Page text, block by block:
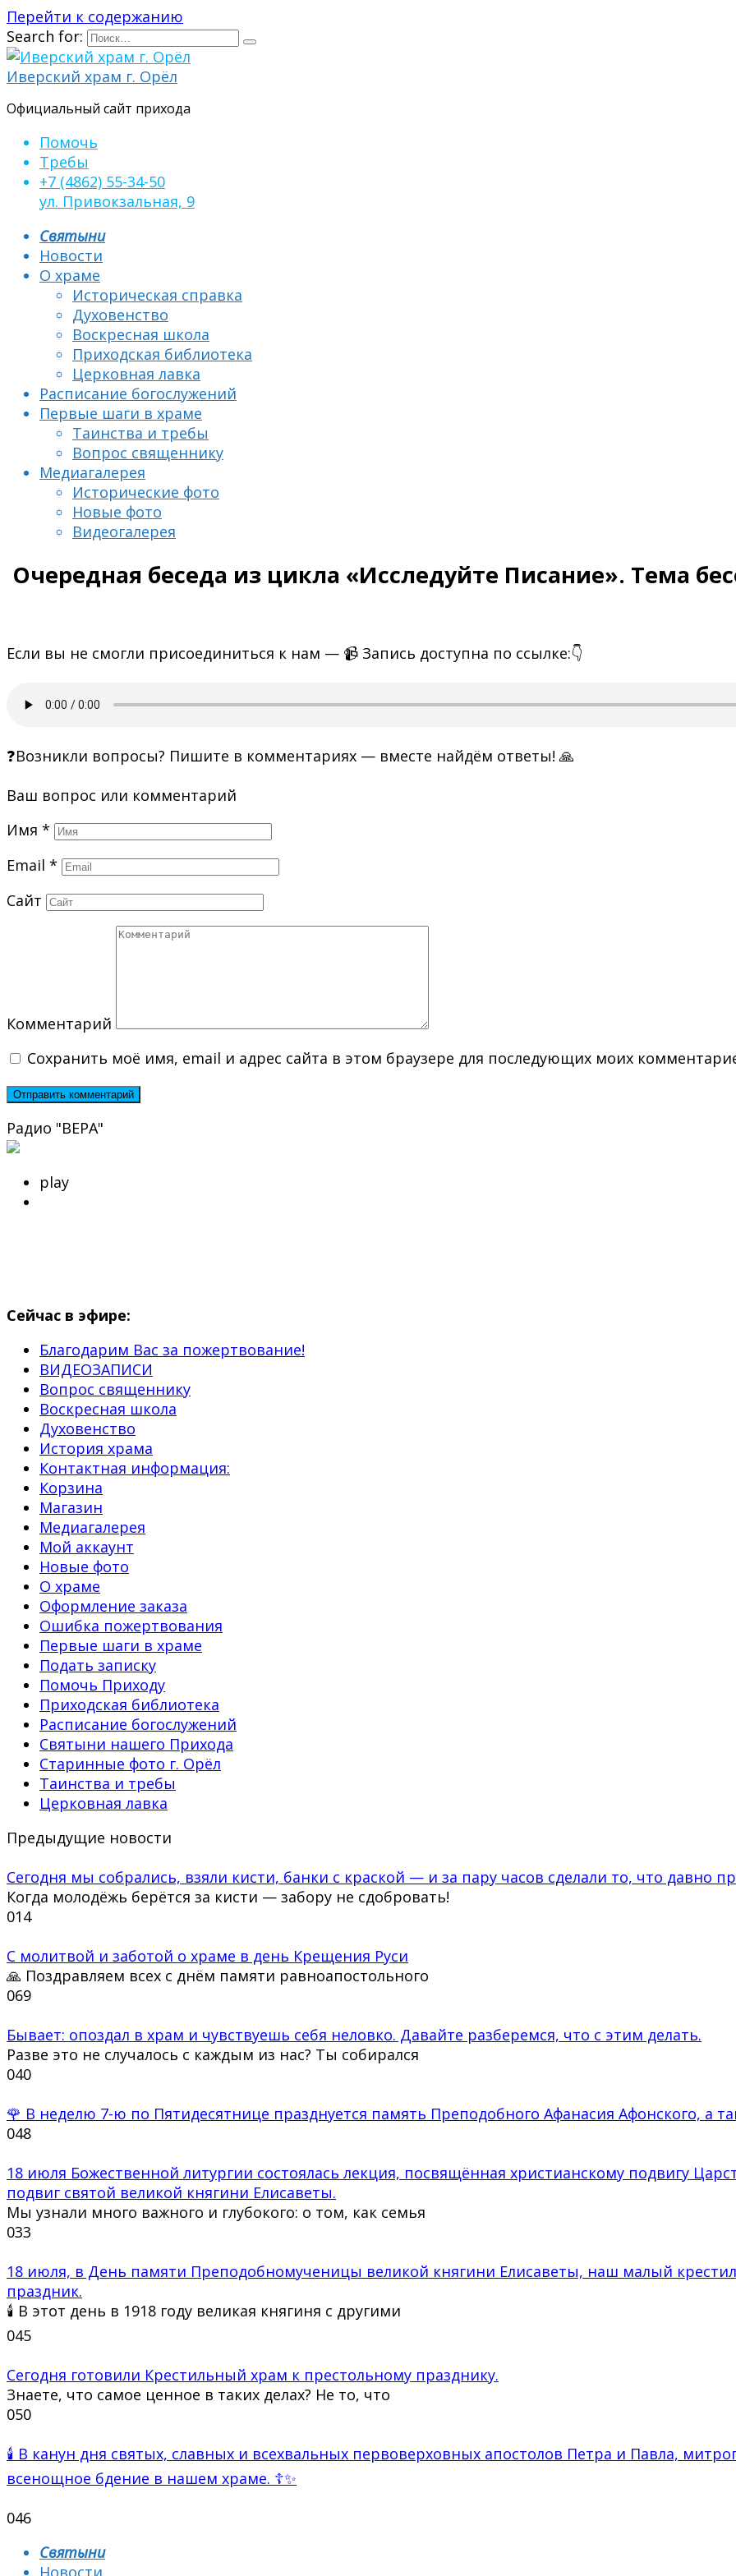
Перейти к содержанию
Search for:
Иверский храм г. Орёл
Официальный сайт прихода
Помочь
Требы
+7 (4862) 55-34-50
ул. Привокзальная, 9
Святыни
Новости
О храме
Историческая справка
Духовенство
Воскресная школа
Приходская библиотека
Церковная лавка
Расписание богослужений
Первые шаги в храме
Таинства и требы
Вопрос священнику
Медиагалерея
Исторические фото
Новые фото
Видеогалерея
Очередная беседа из цикла «Исследуйте Писание». Тема
Если вы не смогли присоединиться к нам — 📹 Запись доступна по ссылке:👇
❓Возникли вопросы? Пишите в комментариях — вместе найдём ответы! 🙏
Ваш вопрос или комментарий
Имя *
Email *
Сайт
Комментарий
Сохранить моё имя, email и адрес сайта в этом браузере для последующих моих
Радио "ВЕРА"
play
Сейчас в эфире:
Благодарим Вас за пожертвование!
ВИДЕОЗАПИСИ
Вопрос священнику
Воскресная школа
Духовенство
История храма
Контактная информация:
Корзина
Магазин
Медиагалерея
Мой аккаунт
Новые фото
О храме
Оформление заказа
Ошибка пожертвования
Первые шаги в храме
Подать записку
Помочь Приходу
Приходская библиотека
Расписание богослужений
Святыни нашего Прихода
Старинные фото г. Орёл
Таинства и требы
Церковная лавка
Предыдущие новости
Сегодня мы собрались, взяли кисти, банки с краской — и за пару часов сделали то, что давно
Когда молодёжь берётся за кисти — забору не сдобровать!
014
С молитвой и заботой о храме в день Крещения Руси
🙏 Поздравляем всех с днём памяти равноапостольного
069
Бывает: опоздал в храм и чувствуешь себя неловко. Давайте разберемся, что с этим делать.
Разве это не случалось с каждым из нас? Ты собирался
040
🌹 В неделю 7-ю по Пятидесятнице празднуется память Преподобного Афанасия Афонского, а
048
18 июля Божественной литургии состоялась лекция, посвящённая христианскому подвигу
подвиг святой великой княгини Елисаветы.
Мы узнали много важного и глубокого: о том, как семья
033
18 июля, в День памяти Преподобномученицы великой княгини Елисаветы, наш малый
праздник.
🕯 В этот день в 1918 году великая княгиня с другими
045
Сегодня готовили Крестильный храм к престольному празднику.
Знаете, что самое ценное в таких делах? Не то, что
050
🕯 В канун дня святых, славных и всехвальных первоверховных апостолов Петра и Павла,
всенощное бдение в нашем храме. ☦✨
046
Святыни
Новости